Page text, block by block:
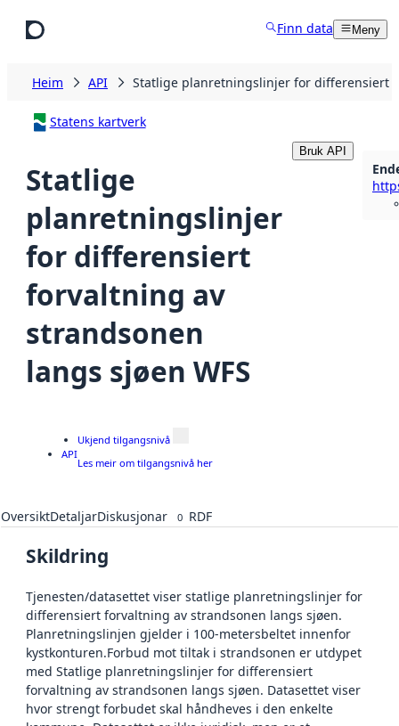
Finn data Meny
Heim API Statlige planretningslinjer for differensiert
Statens kartverk
Statlige
planretningslinjer
for differensiert
forvaltning av
strandsonen
langs sjøen WFS
Bruk API
API
Ukjend tilgangsnivå
Les meir om tilgangsnivå her
OversiktDetaljarDiskusjonar 0 RDF
Skildring
Tjenesten/datasettet viser statlige planretningslinjer for
differensiert forvaltning av strandsonen langs sjøen.
Planretningslinjen gjelder i 100-metersbeltet innenfor
kystkonturen.Forbud mot tiltak i strandsonen er utdypet
med Statlige planretningslinjer for differensiert
forvaltning av strandsonen langs sjøen. Datasettet viser
hvor strengt forbudet skal håndheves i den enkelte